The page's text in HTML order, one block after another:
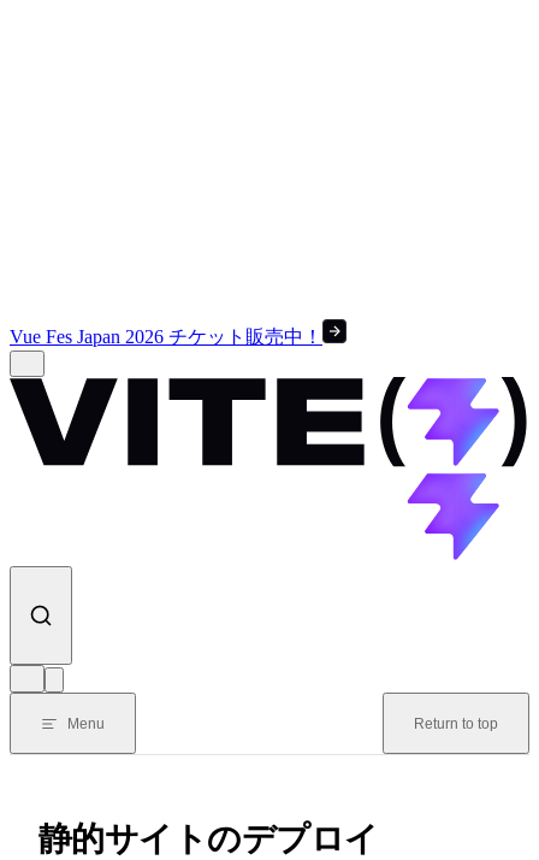
Vue Fes Japan 2026 チケット販売中！
Menu Return to top
静的サイトのデプロイ